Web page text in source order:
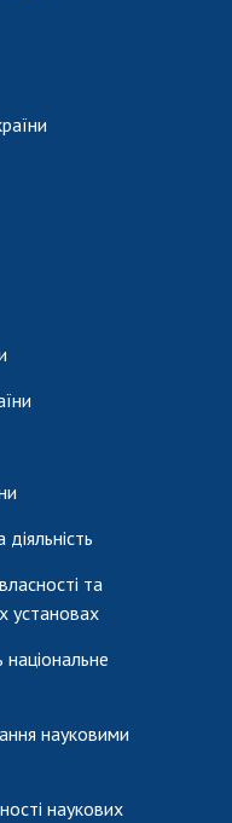
та
установах
науковими
наукових